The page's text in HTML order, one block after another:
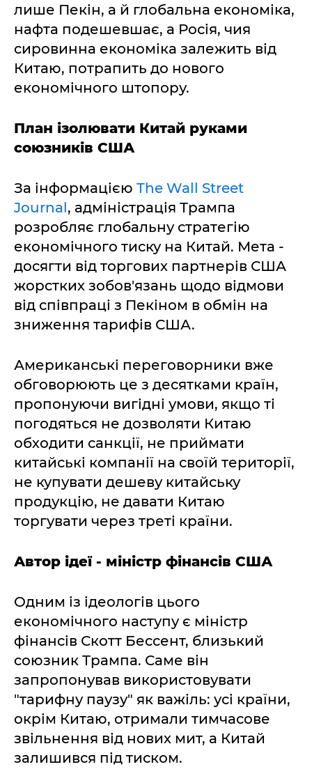
лише Пекін, а й глобальна економіка,
нафта подешевшає, а Росія, чия
сировинна економіка залежить від
Китаю, потрапить до нового
економічного штопору.
План ізолювати Китай руками
союзників США
За інформацією The Wall Street
Journal, адміністрація Трампа
розробляє глобальну стратегію
економічного тиску на Китай. Мета -
досягти від торгових партнерів США
жорстких зобов'язань щодо відмови
від співпраці з Пекіном в обмін на
зниження тарифів США.
Американські переговорники вже
обговорюють це з десятками країн,
пропонуючи вигідні умови, якщо ті
погодяться не дозволяти Китаю
обходити санкції, не приймати
китайські компанії на своїй території,
не купувати дешеву китайську
продукцію, не давати Китаю
торгувати через треті країни.
Автор ідеї - міністр фінансів США
Одним із ідеологів цього
економічного наступу є міністр
фінансів Скотт Бессент, близький
союзник Трампа. Саме він
запропонував використовувати
"тарифну паузу" як важіль: усі країни,
окрім Китаю, отримали тимчасове
звільнення від нових мит, а Китай
залишився під тиском.